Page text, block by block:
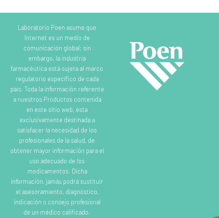
Laboratorio Poen asume que
Internet es un medio de
comunicación global; sin
embargo, la industria
farmacéutica está sujeta al marco
regulatorio específico de cada
país. Toda la información referente
a nuestros Productos contenida
en este sitio web, esta
exclusivamente destinada a
satisfacer la necesidad de los
profesionales de la salud, de
obtener mayor información para el
uso adecuado de los
medicamentos. Dicha
información, jamás podrá sustituir
el asesoramiento, diagnóstico,
indicación o consejo profesional
de un médico calificado.